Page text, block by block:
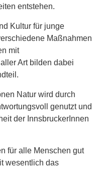
entstehen.
Kultur für junge
Maßnahmen
mit
Art bilden dabei
Natur wird durch
genutzt und
der InnsbruckerInnen
für alle Menschen gut
wesentlich das